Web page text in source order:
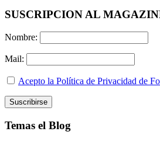
SUSCRIPCION AL
Nombre:
Mail:
Acepto la Política de Privacidad de
Temas el Blog